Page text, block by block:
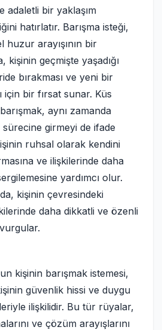
adaletli bir yaklaşım
hatırlatır. Barışma isteği,
huzur arayışının bir
kişinin geçmişte yaşadığı
bırakması ve yeni bir
için bir fırsat sunar. Küs
aynı zamanda
sürecine girmeyi de ifade
ruhsal olarak kendini
ve ilişkilerinde daha
yardımcı olur.
kişinin çevresindeki
daha dikkatli ve özenli
kişinin barışmak istemesi,
güvenlik hissi ve duygu
ilişkilidir. Bu tür rüyalar,
ve çözüm arayışlarını